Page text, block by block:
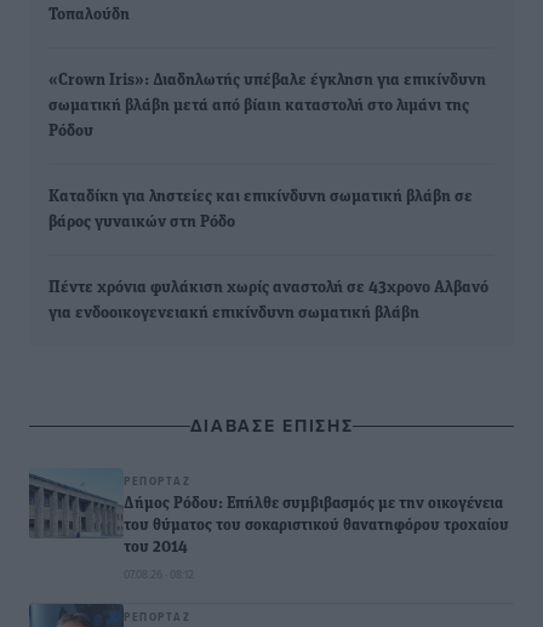
Τοπαλούδη
«Crown Iris»: Διαδηλωτής υπέβαλε έγκληση για επικίνδυνη
σωματική βλάβη μετά από βίαιη καταστολή στο λιμάνι της
Ρόδου
Καταδίκη για ληστείες και επικίνδυνη σωματική βλάβη σε
βάρος γυναικών στη Ρόδο
Πέντε χρόνια φυλάκιση χωρίς αναστολή σε 43χρονο Αλβανό
για ενδοοικογενειακή επικίνδυνη σωματική βλάβη
ΔΙΑΒΑΣΕ ΕΠΙΣΗΣ
ΡΕΠΟΡΤΆΖ
Δήμος Ρόδου: Επήλθε συμβιβασμός με την οικογένεια
του θύματος του σοκαριστικού θανατηφόρου τροχαίου
του 2014
07.08.26 · 08:12
ΡΕΠΟΡΤΆΖ